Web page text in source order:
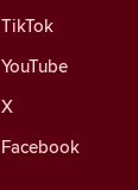
TikTok
YouTube
X
Facebook